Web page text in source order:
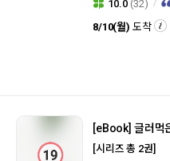
10.0 (32)
8/10(월) 도착
[eBook] 글러먹
[시리즈 총 2권]